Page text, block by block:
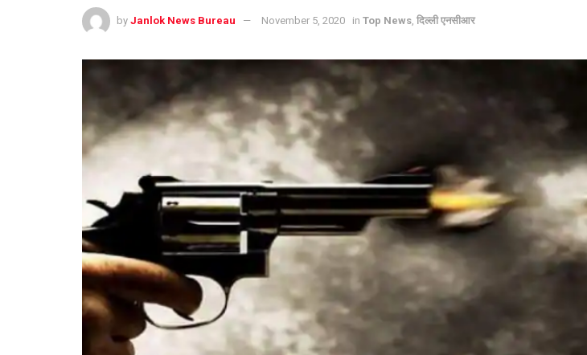
by Janlok News Bureau November 5, 2020 in Top News दिल्ली एनसीआर